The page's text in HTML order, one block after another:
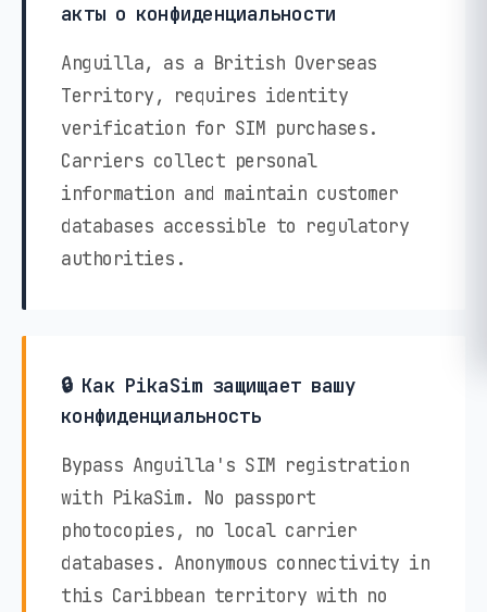
акты о конфиденциальности
Anguilla, as a British Overseas
Territory, requires identity
verification for SIM purchases.
Carriers collect personal
information and maintain customer
databases accessible to regulatory
authorities.
🔒 Как PikaSim защищает вашу
конфиденциальность
Bypass Anguilla's SIM registration
with PikaSim. No passport
photocopies, no local carrier
databases. Anonymous connectivity in
this Caribbean territory with no